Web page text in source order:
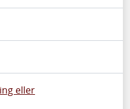
eller